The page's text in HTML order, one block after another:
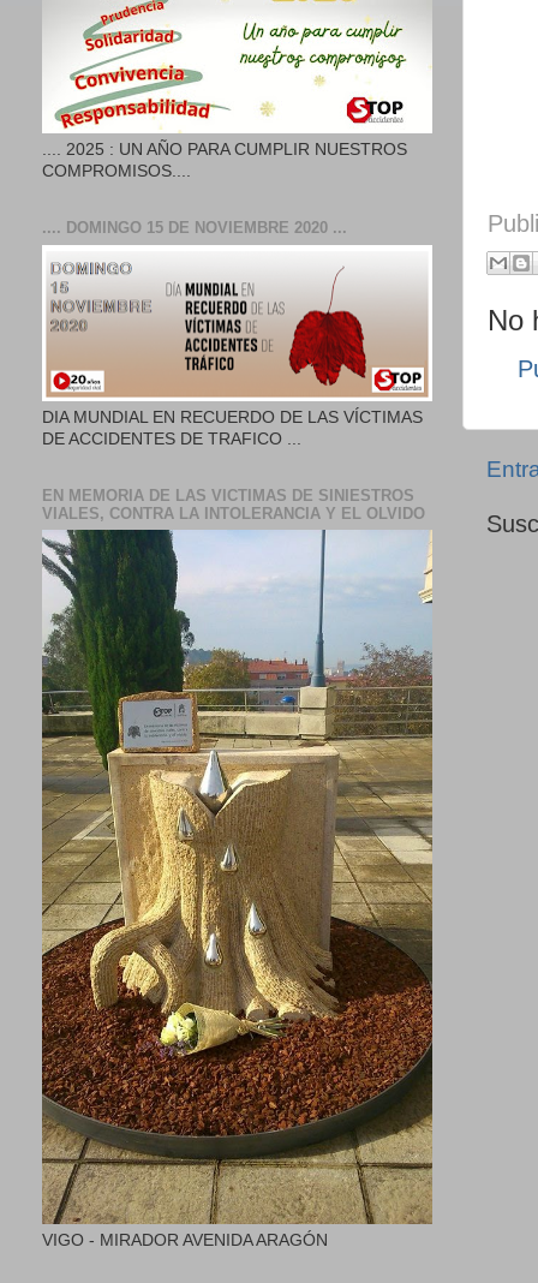
No
.... 2025 : UN AÑO PARA CUMPLIR NUESTROS
COMPROMISOS....
.... DOMINGO 15 DE NOVIEMBRE 2020 ...
DIA MUNDIAL EN RECUERDO DE LAS VÍCTIMAS
DE ACCIDENTES DE TRAFICO ...
EN MEMORIA DE LAS VICTIMAS DE SINIESTROS
VIALES, CONTRA LA INTOLERANCIA Y EL OLVIDO
VIGO - MIRADOR AVENIDA ARAGÓN